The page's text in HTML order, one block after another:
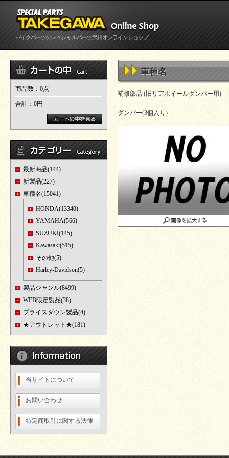
バイクパーツのスペシャルパーツ武川オンラインショップ
商品数：0点
合計： 0円
最新商品(144)
新製品(227)
車種名(15041)
HONDA(13340)
YAMAHA(566)
SUZUKI(145)
Kawasaki(515)
その他(5)
Harley-Davidson(5)
製品ジャンル(8499)
WEB限定製品(38)
プライスダウン製品(4)
★アウトレット★(181)
当サイトについて
お問い合わせ
特定商取引に関する法律
車種名
補修部品 (旧リアホイールダンパー用)
ダンパー(3個入り)